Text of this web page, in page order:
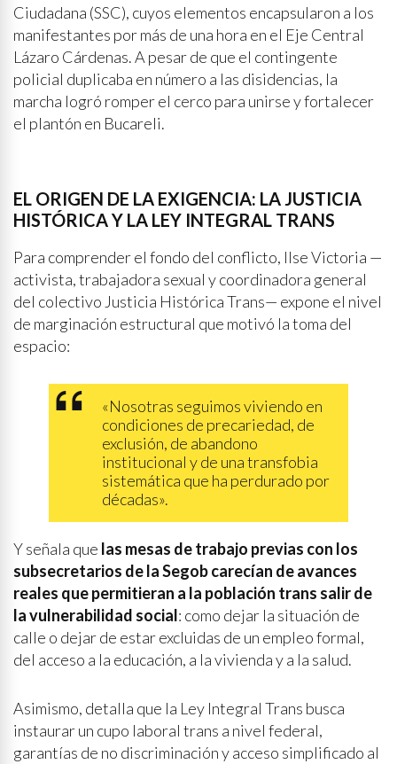
Ciudadana (SSC), cuyos elementos encapsularon a los
manifestantes por más de una hora en el Eje Central
Lázaro Cárdenas. A pesar de que el contingente
policial duplicaba en número a las disidencias, la
marcha logró romper el cerco para unirse y fortalecer
el plantón en Bucareli.
EL ORIGEN DE LA EXIGENCIA: LA JUSTICIA
HISTÓRICA Y LA LEY INTEGRAL TRANS
Para comprender el fondo del conflicto, Ilse Victoria —
activista, trabajadora sexual y coordinadora general
del colectivo Justicia Histórica Trans— expone el nivel
de marginación estructural que motivó la toma del
espacio:
«Nosotras seguimos viviendo en
condiciones de precariedad, de
exclusión, de abandono
institucional y de una transfobia
sistemática que ha perdurado por
décadas».
Y señala que las mesas de trabajo previas con los
subsecretarios de la Segob carecían de avances
reales que permitieran a la población trans salir de
la vulnerabilidad social: como dejar la situación de
calle o dejar de estar excluidas de un empleo formal,
del acceso a la educación, a la vivienda y a la salud.
Asimismo, detalla que la Ley Integral Trans busca
instaurar un cupo laboral trans a nivel federal,
garantías de no discriminación y acceso simplificado al